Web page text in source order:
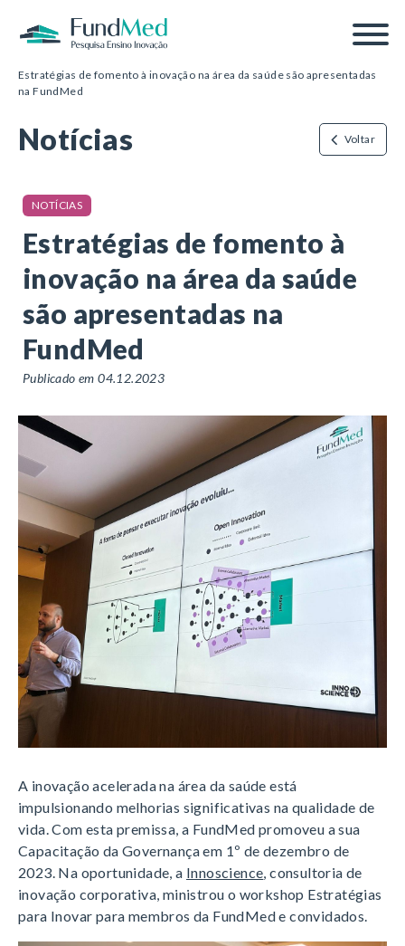
Estratégias de fomento à inovação na área da saúde são apresentadas
na FundMed
Notícias Voltar
NOTÍCIAS
Estratégias de fomento à
inovação na área da saúde
são apresentadas na
FundMed
Publicado em 04.12.2023
A inovação acelerada na área da saúde está
impulsionando melhorias significativas na qualidade de
vida. Com esta premissa, a FundMed promoveu a sua
Capacitação da Governança em 1º de dezembro de
2023. Na oportunidade, a Innoscience, consultoria de
inovação corporativa, ministrou o workshop Estratégias
para Inovar para membros da FundMed e convidados.